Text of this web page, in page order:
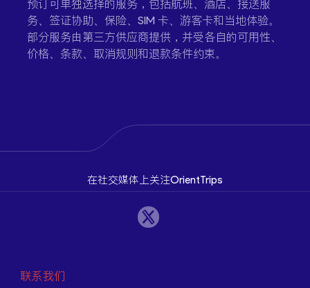
是一个完美的目的地。
预订可单独选择的服务，包括航班、酒店、接送服
务、签证协助、保险、SIM 卡、游客卡和当地体验。
部分服务由第三方供应商提供，并受各自的可用性、
价格、条款、取消规则和退款条件约束。
在社交媒体上关注OrientTrips
联系我们